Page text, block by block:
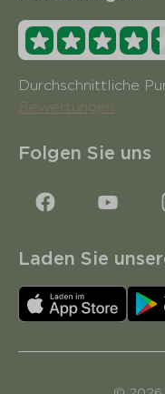
Durchschnittliche
Bewertungen
Folgen Sie uns
Laden Sie